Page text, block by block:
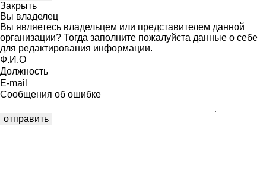
Закрыть
Вы владелец
Вы являетесь владельцем или представителем данной
организации? Тогда заполните пожалуйста данные о себе
для редактирования информации.
Ф.И.О
Должность
E-mail
Сообщения об ошибке